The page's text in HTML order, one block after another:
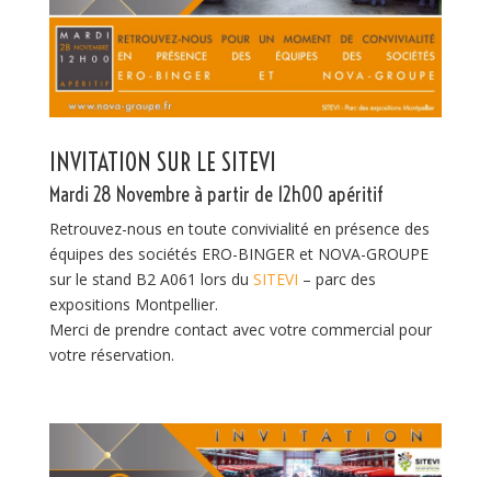
INVITATION SUR LE SITEVI
Mardi 28 Novembre à partir de 12h00 apéritif
Retrouvez-nous en toute convivialité en présence des
équipes des sociétés ERO-BINGER et NOVA-GROUPE
sur le stand B2 A061 lors du SITEVI – parc des
expositions Montpellier.
Merci de prendre contact avec votre commercial pour
votre réservation.